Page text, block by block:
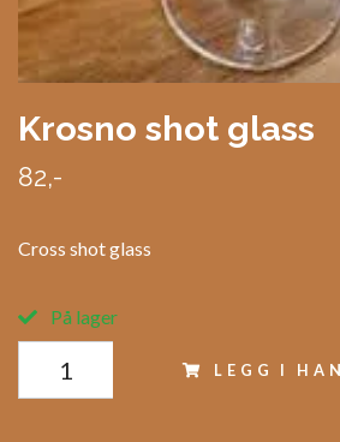
Krosno shot glass
82,-
Cross shot glass
På lager
LEGG I